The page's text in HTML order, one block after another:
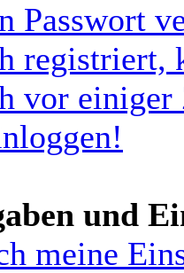
Passwort
registriert,
vor
und
meine